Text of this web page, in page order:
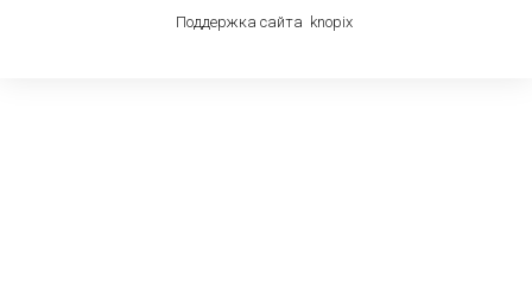
Поддержка сайта knopix